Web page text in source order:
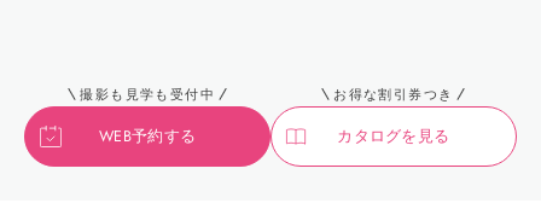
撮影も見学も受付中
WEB予約する
お得な割引券つき
カタログを見る